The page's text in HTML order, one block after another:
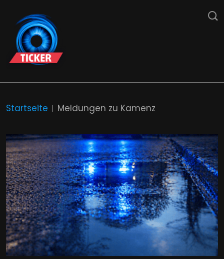
Startseite Meldungen zu Kamenz